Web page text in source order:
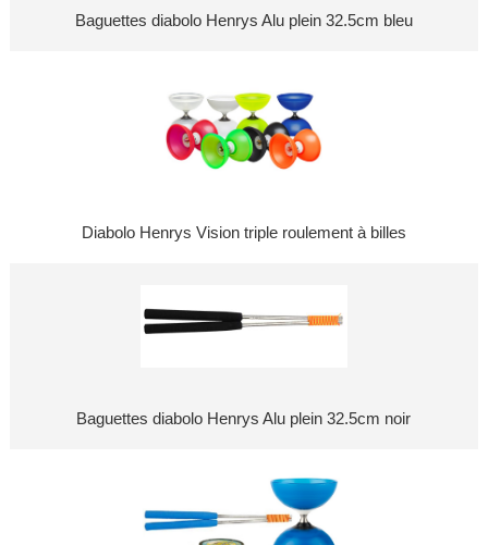
Baguettes diabolo Henrys Alu plein 32.5cm bleu
Diabolo Henrys Vision triple roulement à billes
Baguettes diabolo Henrys Alu plein 32.5cm noir